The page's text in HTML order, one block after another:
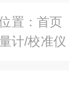
置： 首页
计/校准仪